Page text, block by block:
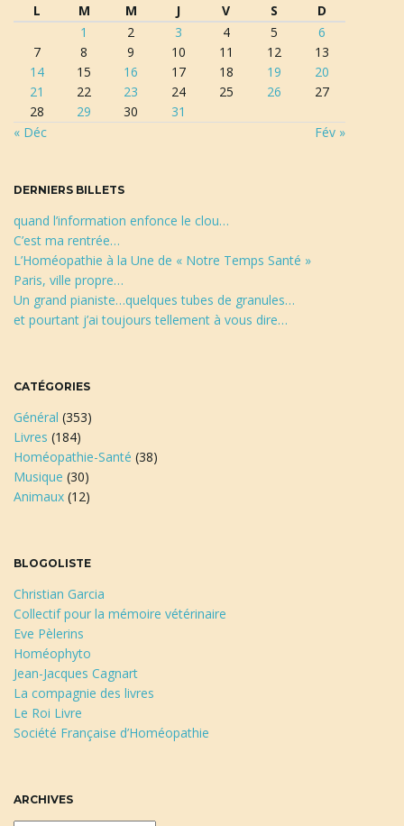
r
e
L
M M J V S D
« Déc Fév »
1 2 3 4 5
6
7
8 9 10 11 12
13
14
15 16 17 18 19
20
21
22 23 24 25 26
27
28
29 30 31
DERNIERS BILLETS
quand l’information enfonce le clou…
C’est ma rentrée…
L’Homéopathie à la Une de « Notre Temps Santé »
Paris, ville propre…
Un grand pianiste…quelques tubes de granules…
et pourtant j’ai toujours tellement à vous dire…
CATÉGORIES
Général (353)
Livres (184)
Homéopathie-Santé (38)
Musique (30)
Animaux (12)
BLOGOLISTE
Christian Garcia
Collectif pour la mémoire vétérinaire
Eve Pèlerins
Homéophyto
Jean-Jacques Cagnart
La compagnie des livres
Le Roi Livre
Société Française d’Homéopathie
ARCHIVES